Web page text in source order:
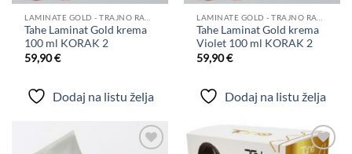
Tahe Laminat Gold krema
100 ml KORAK 2
59,90€
Dodaj na listu želja
Tahe Laminat Gold krema
Violet 100 ml KORAK 2
59,90€
Dodaj na listu želja